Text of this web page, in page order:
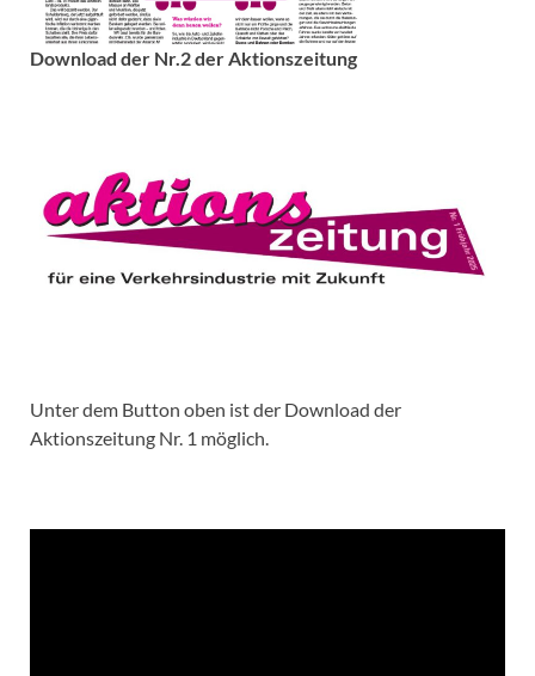
Download der Nr.2 der Aktionszeitung
Unter dem Button oben ist der Download der
Aktionszeitung Nr. 1 möglich.